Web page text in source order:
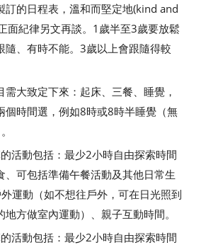
訂的日程表，溫和而堅定地(kind and
面紀律另文再談。1歲半至3歲要放鬆
隨、有時不能。3歲以上會跟隨得較
大致定下來：起床、三餐、睡覺，
個時間選，例如8時或8時半睡覺（無
活動包括：最少2小時自由探索時間
、可包括準備午餐活動及其他日常生
運動（如不想往戶外，可在日光照到
方做室內運動）、親子互動時間。
活動包括：最少2小時自由探索時間